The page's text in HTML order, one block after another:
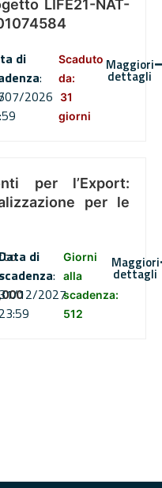
LIFE21-NAT-
di
:
07/2026
Scaduto
da:
31
giorni
Maggiori
dettagli
per l’Export:
per le
di
scadenza:
12/2027
23:59
Giorni
alla
scadenza:
512
Maggiori
dettagli